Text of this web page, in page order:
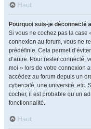
Haut
Pourquoi suis-je déconnecté
Si vous ne cochez pas la case
connexion au forum, vous ne
prédéfinie. Cela permet
d’autre. Pour rester connecté,
moi » lors de votre connexion
accédez au forum depuis un
cybercafé, une université, etc.
cocher, il est probable qu’un
fonctionnalité.
Haut